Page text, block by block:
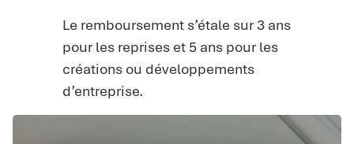
Le remboursement s’étale sur 3 ans
pour les reprises et 5 ans pour les
créations ou développements
d’entreprise.